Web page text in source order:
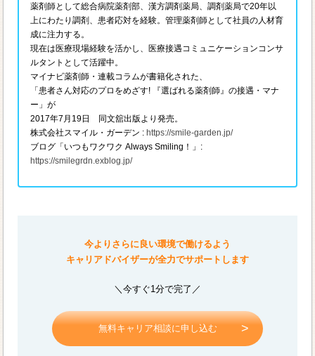
薬剤師として総合病院薬剤部、漢方調剤薬局、調剤薬局で20年以
上にわたり調剤、患者応対を経験。管理薬剤師として社員の人材育
成に注力する。
現在は医療現場経験を活かし、医療接遇コミュニケーションコンサ
ルタントとして活躍中。
マイナビ薬剤師・連載コラムが書籍化された、
「患者さん対応のプロをめざす! 『選ばれる薬剤師』の接遇・マナ
ー」が
2017年7月19日 同文舘出版より発売。
株式会社スマイル・ガーデン : https://smile-garden.jp/
ブログ「いつもワクワク Always Smiling！」:
https://smilegrdn.exblog.jp/
今よりさらに良い環境で働けるよう
キャリアドバイザーが全力でサポートします
＼今すぐ1分で完了／
無料キャリア相談に申し込む